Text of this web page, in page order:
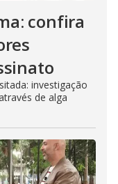
confira
investigação
de alga